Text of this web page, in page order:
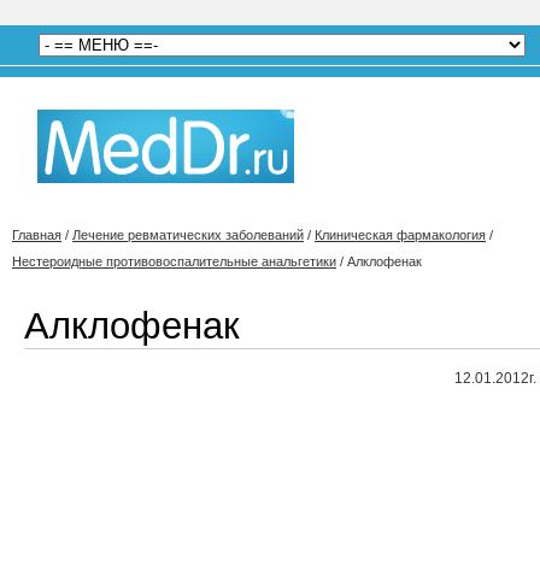
Главная / Лечение ревматических заболеваний / Клиническая фармакология /
Нестероидные противовоспалительные анальгетики / Алклофенак
Алклофенак
12.01.2012г.